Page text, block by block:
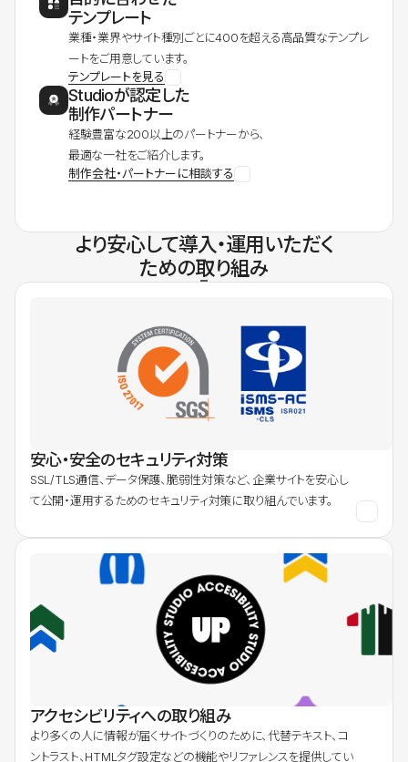
テンプレート
業種・業界やサイト種別ごとに400を超える高品質なテンプレ
ートをご用意しています。
テンプレートを見る
Studioが認定した
制作パートナー
経験豊富な200以上のパートナーから、
最適な一社をご紹介します。
制作会社・パートナーに相談する
より安心して導入・運用いただく
ための取り組み
安心・安全のセキュリティ対策
SSL/TLS通信、データ保護、脆弱性対策など、企業サイトを安心し
て公開・運用するためのセキュリティ対策に取り組んでいます。
アクセシビリティへの取り組み
より多くの人に情報が届くサイトづくりのために、代替テキスト、コ
ントラスト、HTMLタグ設定などの機能やリファレンスを提供してい